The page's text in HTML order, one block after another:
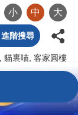
小 中 大
進階搜尋
貓裏喵 客家圓樓